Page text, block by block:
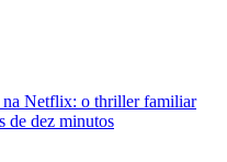
na Netflix: o thriller familiar
de dez minutos